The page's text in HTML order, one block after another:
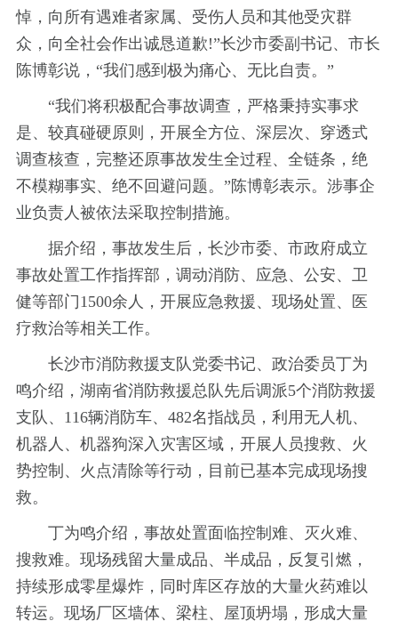
悼，向所有遇难者家属、受伤人员和其他受灾群
众，向全社会作出诚恳道歉!”长沙市委副书记、市长
陈博彰说，“我们感到极为痛心、无比自责。”
“我们将积极配合事故调查，严格秉持实事求
是、较真碰硬原则，开展全方位、深层次、穿透式
调查核查，完整还原事故发生全过程、全链条，绝
不模糊事实、绝不回避问题。”陈博彰表示。涉事企
业负责人被依法采取控制措施。
据介绍，事故发生后，长沙市委、市政府成立
事故处置工作指挥部，调动消防、应急、公安、卫
健等部门1500余人，开展应急救援、现场处置、医
疗救治等相关工作。
长沙市消防救援支队党委书记、政治委员丁为
鸣介绍，湖南省消防救援总队先后调派5个消防救援
支队、116辆消防车、482名指战员，利用无人机、
机器人、机器狗深入灾害区域，开展人员搜救、火
势控制、火点清除等行动，目前已基本完成现场搜
救。
丁为鸣介绍，事故处置面临控制难、灭火难、
搜救难。现场残留大量成品、半成品，反复引燃，
持续形成零星爆炸，同时库区存放的大量火药难以
转运。现场厂区墙体、梁柱、屋顶坍塌，形成大量